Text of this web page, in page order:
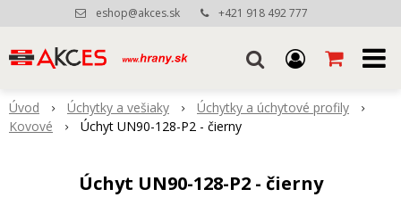
eshop@akces.sk +421 918 492 777
Úvod Úchytky a vešiaky
Úchytky a úchytové profily
Kovové
Úchyt UN90-128-P2 - čierny
Úchyt UN90-128-P2 - čierny